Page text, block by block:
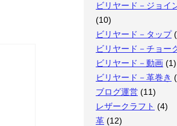
ビリヤード－ジョイ
(10)
ビリヤード－タップ
ビリヤード－チョー
ビリヤード－動画 (1)
ビリヤード－革巻き
ブログ運営 (11)
レザークラフト (4)
革 (12)